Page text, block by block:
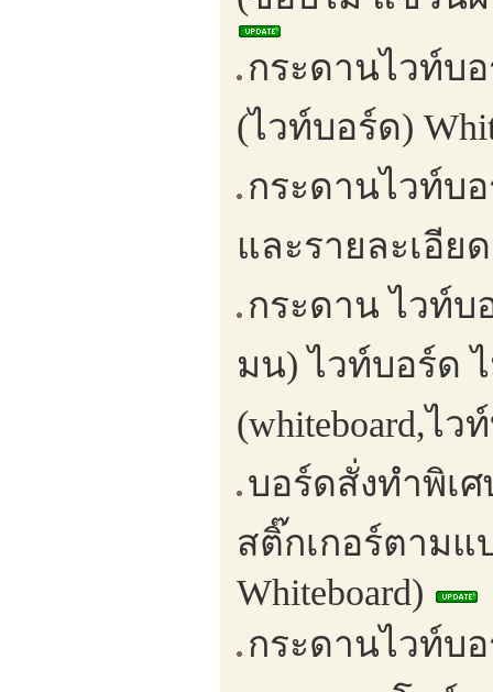
กระดานไวท์บ
(ไวท์บอร์ด)
กระดานไวท์บ
และรายละเอีย
กระดาน ไวท์
มน) ไวท์บอร์ด
(whiteboard,ไว
บอร์ดสั่งทำพิเ
สติ๊กเกอร์ตามแ
Whiteboard)
กระดานไวท์บ